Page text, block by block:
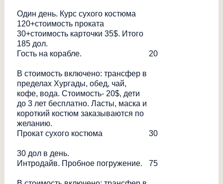
Один день. Курс сухого костюма
120+стоимость проката
30+стоимость карточки 35$. Итого
185 дол.
Гость на корабле.
В стоимость включено: трансфер в
пределах Хургады, обед, чай,
кофе, вода. Стоимость- 20$, дети
до 3 лет бесплатно. Ласты, маска и
короткий костюм заказываются по
желанию.
20
Прокат сухого костюма
30 дол в день.
30
Интродайв. Пробное погружение. 75